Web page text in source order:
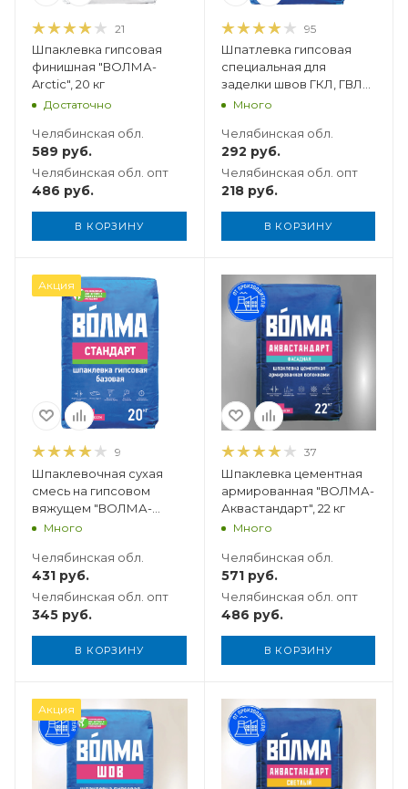
21
Шпаклевка гипсовая
финишная "ВОЛМА-
Arctic", 20 кг
Достаточно
Челябинская обл.
589 руб.
Челябинская обл. опт
486 руб.
В КОРЗИНУ
95
Шпатлевка гипсовая
специальная для
заделки швов ГКЛ, ГВЛ
"ВОЛМА-Шов", 5 кг
Много
Челябинская обл.
292 руб.
Челябинская обл. опт
218руб.
В КОРЗИНУ
Акция
9
Шпаклевочная сухая
смесь на гипсовом
вяжущем "ВОЛМА-
Стандарт" базовая, 20 кг
Много
Челябинская обл.
431 руб.
Челябинская обл. опт
345 руб.
В КОРЗИНУ
Вес, кг
22
37
Шпаклевка цементная
армированная "ВОЛМА-
Аквастандарт", 22 кг
Много
Челябинская обл.
571руб.
Челябинская обл. опт
486 руб.
В КОРЗИНУ
АкцияВес, кг
22